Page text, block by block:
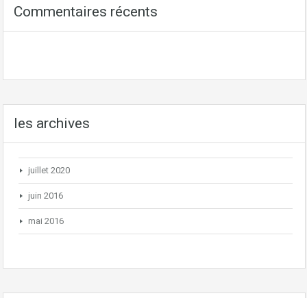
Commentaires récents
les archives
juillet 2020
juin 2016
mai 2016